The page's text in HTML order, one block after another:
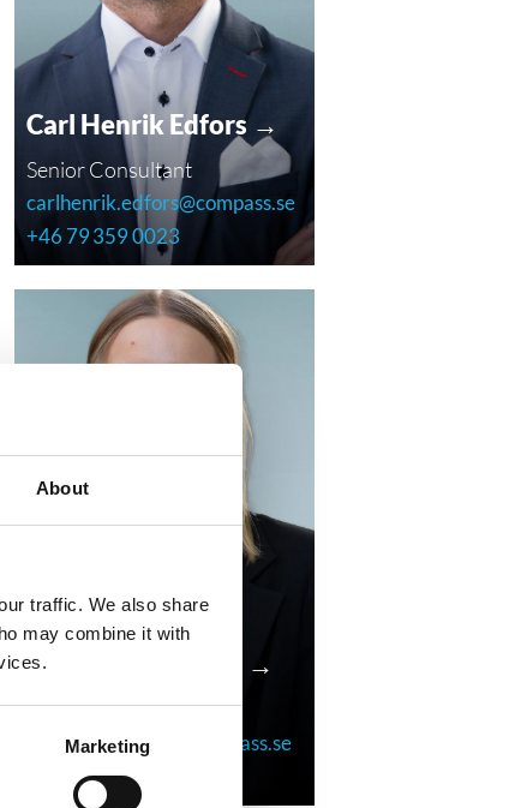
About
traffic. We also share
may combine it with
Marketing
Carl Henrik Edfors →
Senior Consultant
carlhenrik.edfors@compass.se
+46 79 359 0023
Anna Lindekrantz →
Research Consultant
anna.lindekrantz@compass.se
+46 70 306 29 95